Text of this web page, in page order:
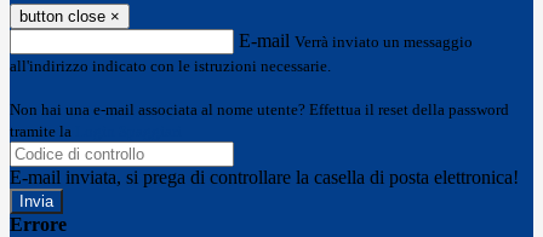
button close ×
E-mail Verrà inviato un messaggio
all'indirizzo indicato con le istruzioni necessarie.
Non hai una e-mail associata al nome utente? Effettua il reset della password
tramite la
E-mail inviata, si prega di controllare la casella di posta elettronica!
Errore